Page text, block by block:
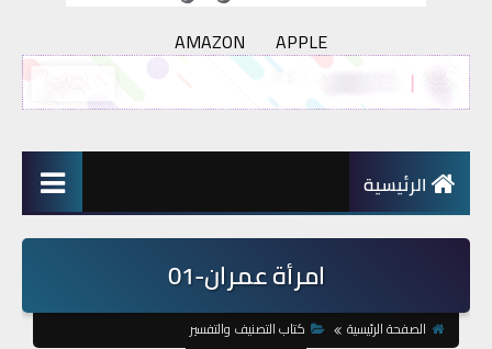
AMAZON APPLE
الرئيسية
امرأة عمران-01
الصفحة الرئيسية
كتاب التصنيف والتفسير